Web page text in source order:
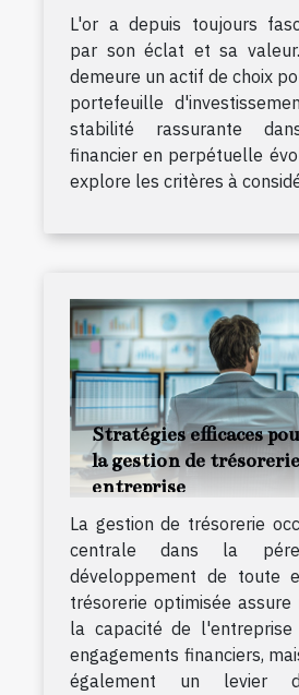
L'or a depuis toujours
par son éclat et sa
demeure un actif de choix
portefeuille
stabilité rassurante
financier en perpétuelle
explore les critères à
Stratégies efficaces
la gestion de
entreprise
La gestion de trésorerie
centrale dans la
développement de toute
trésorerie optimisée assure
la capacité de
engagements financiers,
également un levier